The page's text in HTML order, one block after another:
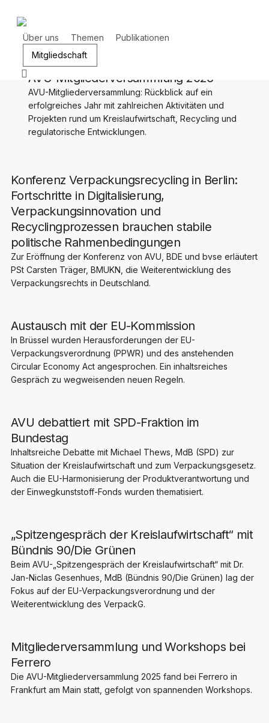
Hauptinhalt
springen
Über uns Themen
Publikationen
Mitgliedschaft
AVU-Mitgliederversammlung 2026
AVU-Mitgliederversammlung: Rückblick auf ein
erfolgreiches Jahr mit zahlreichen Aktivitäten und
Projekten rund um Kreislaufwirtschaft, Recycling und
regulatorische Entwicklungen.
Konferenz Verpackungsrecycling in Berlin:
Fortschritte in Digitalisierung,
Verpackungsinnovation und
Recyclingprozessen brauchen stabile
politische Rahmenbedingungen
Zur Eröffnung der Konferenz von AVU, BDE und bvse erläutert
PSt Carsten Träger, BMUKN, die Weiterentwicklung des
Verpackungsrechts in Deutschland.
Austausch mit der EU-Kommission
In Brüssel wurden Herausforderungen der EU-
Verpackungsverordnung (PPWR) und des anstehenden
Circular Economy Act angesprochen. Ein inhaltsreiches
Gespräch zu wegweisenden neuen Regeln.
AVU debattiert mit SPD-Fraktion im
Bundestag
Inhaltsreiche Debatte mit Michael Thews, MdB (SPD) zur
Situation der Kreislaufwirtschaft und zum Verpackungsgesetz.
Auch die EU-Harmonisierung der Produktverantwortung und
der Einwegkunststoff-Fonds wurden thematisiert.
„Spitzengespräch der Kreislaufwirtschaft“ mit
Bündnis 90/Die Grünen
Beim AVU-„Spitzengespräch der Kreislaufwirtschaft“ mit Dr.
Jan-Niclas Gesenhues, MdB (Bündnis 90/Die Grünen) lag der
Fokus auf der EU-Verpackungsverordnung und der
Weiterentwicklung des VerpackG.
Mitgliederversammlung und Workshops bei
Ferrero
Die AVU-Mitgliederversammlung 2025 fand bei Ferrero in
Frankfurt am Main statt, gefolgt von spannenden Workshops.